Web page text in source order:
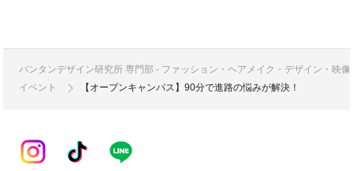
バンタンデザイン研究所 専門部 - ファッション・ヘアメイク・デザイン・映
イベント
【オープンキャンパス】90分で進路の悩みが解決！